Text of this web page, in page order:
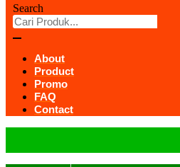
Search
About
Product
Promo
FAQ
Contact